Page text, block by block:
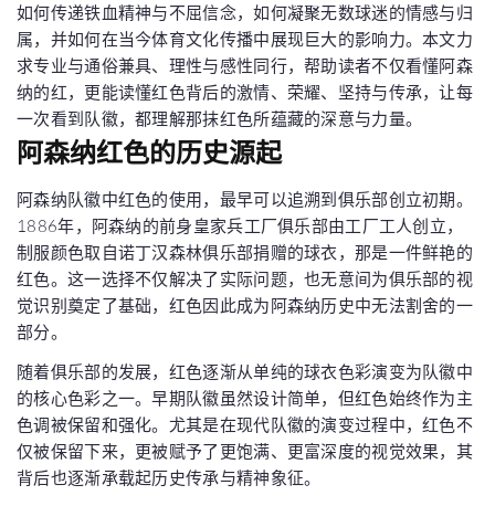
如何传递铁血精神与不屈信念，如何凝聚无数球迷的情感与归
属，并如何在当今体育文化传播中展现巨大的影响力。本文力
求专业与通俗兼具、理性与感性同行，帮助读者不仅看懂阿森
纳的红，更能读懂红色背后的激情、荣耀、坚持与传承，让每
一次看到队徽，都理解那抹红色所蕴藏的深意与力量。
阿森纳红色的历史源起
阿森纳队徽中红色的使用，最早可以追溯到俱乐部创立初期。
1886年，阿森纳的前身皇家兵工厂俱乐部由工厂工人创立，
制服颜色取自诺丁汉森林俱乐部捐赠的球衣，那是一件鲜艳的
红色。这一选择不仅解决了实际问题，也无意间为俱乐部的视
觉识别奠定了基础，红色因此成为阿森纳历史中无法割舍的一
部分。
随着俱乐部的发展，红色逐渐从单纯的球衣色彩演变为队徽中
的核心色彩之一。早期队徽虽然设计简单，但红色始终作为主
色调被保留和强化。尤其是在现代队徽的演变过程中，红色不
仅被保留下来，更被赋予了更饱满、更富深度的视觉效果，其
背后也逐渐承载起历史传承与精神象征。